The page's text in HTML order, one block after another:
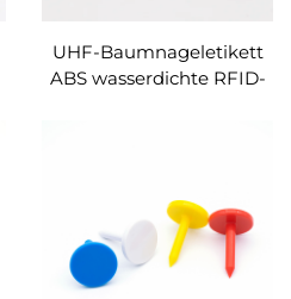
UHF-Baumnageletikett
ABS wasserdichte RFID-